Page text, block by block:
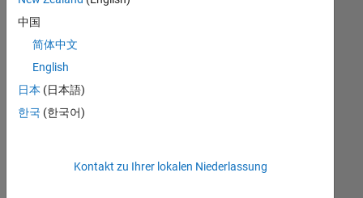
können,
die
Ihren
entsprechen,
werden
unseres
中国
简体中文
English
日本 (日本語)
한국 (한국어)
Kontakt zu Ihrer lokalen Niederlassung